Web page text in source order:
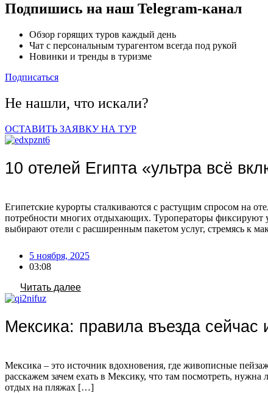
Подпишись на наш Telegram-канал
Обзор горящих туров каждый день
Чат с персональным турагентом всегда под рукой
Новинки и тренды в туризме
Подписаться
Не нашли, что искали?
ОСТАВИТЬ ЗАЯВКУ НА ТУР
10 отелей Египта «ультра всё
Египетские курорты сталкиваются с растущим спросом на
потребности многих отдыхающих. Туроператоры фиксируют
выбирают отели с расширенным пакетом услуг, стремясь к
5 ноября, 2025
03:08
Читать далее
Мексика: правила въезда сейчас
Мексика – это источник вдохновения, где живописные
расскажем зачем ехать в Мексику, что там посмотреть, нужна
отдых на пляжах […]